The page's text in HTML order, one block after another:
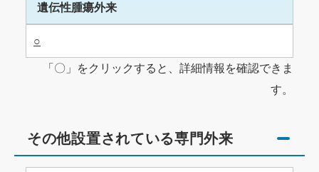
遺伝性腫瘍外来
○
「〇」をクリックすると、詳細情報を確認できま
す。
その他設置されている専門外来